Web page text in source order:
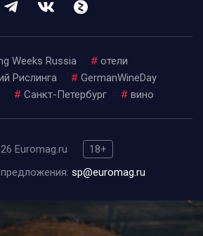
Weeks Russia # отели
Рислинга # GermanWineDay
# Санкт-Петербург # вино
Euromag.ru
18+
sp@euromag.ru